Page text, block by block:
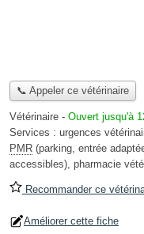
📞 Appeler ce vétérinaire
Vétérinaire - Ouvert jusqu'à
Services : urgences
PMR (parking, entrée
accessibles), pharmacie
Recommander ce
Améliorer cette fiche